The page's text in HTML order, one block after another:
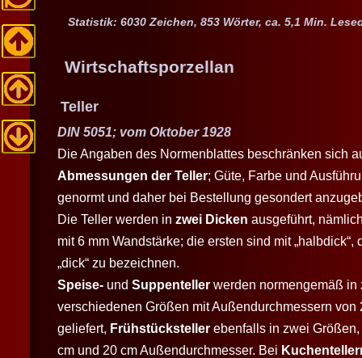
Statistik: 6030 Zeichen, 853 Wörter, ca. 5,1 Min.
Wirtschaftsporzellan
Teller
DIN 5051; vom Oktober 1928
Die Angaben des Normenblattes beschränken sich
Abmessungen der Teller; Güte, Farbe und
genormt und daher bei Bestellung gesondert
Die Teller werden inzwei Dicken ausgeführt,
mit 6 mm Wandstärke; die ersten sind mit „halbdick“,
„dick“ zu bezeichnen.
Speise- undSuppenteller werden normengemäß in
verschiedenen Größen mit Außendurchmessern von
geliefert, Frühstücksteller ebenfalls in zwei
cm und 20 cm Außendurchmesser. Bei